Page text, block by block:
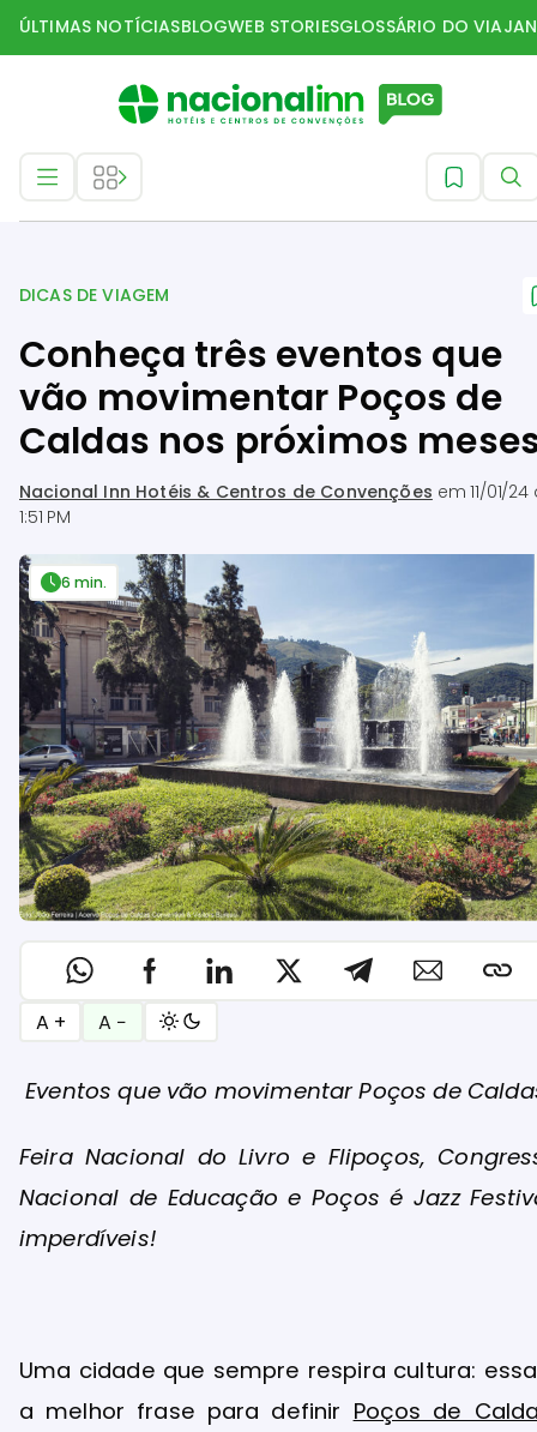
ÚLTIMAS NOTÍCIASBLOGWEB STORIESGLOSSÁRIO DO
DICAS DE VIAGEM
Conheça três eventos que
vão movimentar Poços de
Caldas nos próximos
Nacional Inn Hotéis & Centros de Convenções em11/01/
1:51 PM
6 min.
A + A −
Eventos que vão movimentar Poços de
Feira Nacional do Livro e Flipoços,
Nacional de Educação e Poços é Jazz
imperdíveis!
Uma cidade que sempre respira cultura:
a melhor frase para definir Poços de